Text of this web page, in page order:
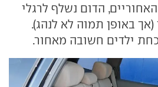
הדום נשלף לרגלי
(אך באופן תמוה לא לנהג).
ילדים חשובה מאחור.